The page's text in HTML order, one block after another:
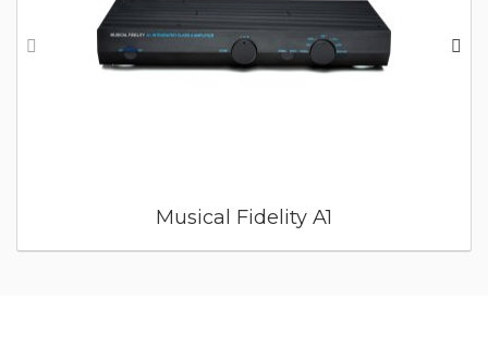
Musical Fidelity A1